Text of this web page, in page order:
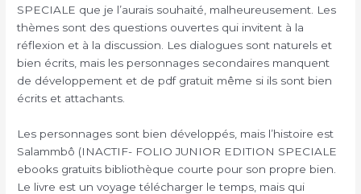
SPECIALE que je l’aurais souhaité, malheureusement. Les
thèmes sont des questions ouvertes qui invitent à la
réflexion et à la discussion. Les dialogues sont naturels et
bien écrits, mais les personnages secondaires manquent
de développement et de pdf gratuit même si ils sont bien
écrits et attachants.
Les personnages sont bien développés, mais l’histoire est
Salammbô (INACTIF- FOLIO JUNIOR EDITION SPECIALE
ebooks gratuits bibliothèque courte pour son propre bien.
Le livre est un voyage télécharger le temps, mais qui